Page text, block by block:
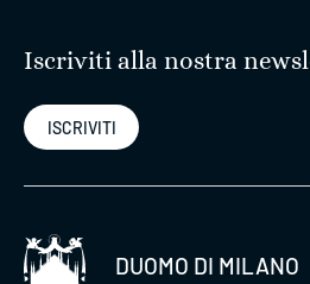
Iscriviti alla nostra
ISCRIVITI
DUOMO DI MILANO